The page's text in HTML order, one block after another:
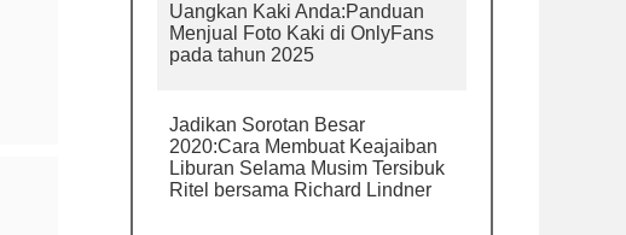
Uangkan Kaki Anda:Panduan
Menjual Foto Kaki di OnlyFans
pada tahun 2025
Jadikan Sorotan Besar
2020:Cara Membuat Keajaiban
Liburan Selama Musim Tersibuk
Ritel bersama Richard Lindner